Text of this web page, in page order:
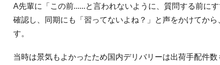
A先輩に「この前......と言われないように、質問する前に
確認し、同期にも「習ってないよね？」と声をかけてか
す。
当時は景気もよかったため国内デリバリーは出荷手配件